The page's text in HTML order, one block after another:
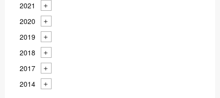
2021
2020
2019
2018
2017
2014